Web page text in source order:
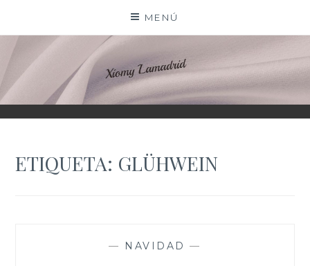
contenido
MENÚ
XIOMY LAMADRID
ETIQUETA: GLÜHWEIN
— NAVIDAD —